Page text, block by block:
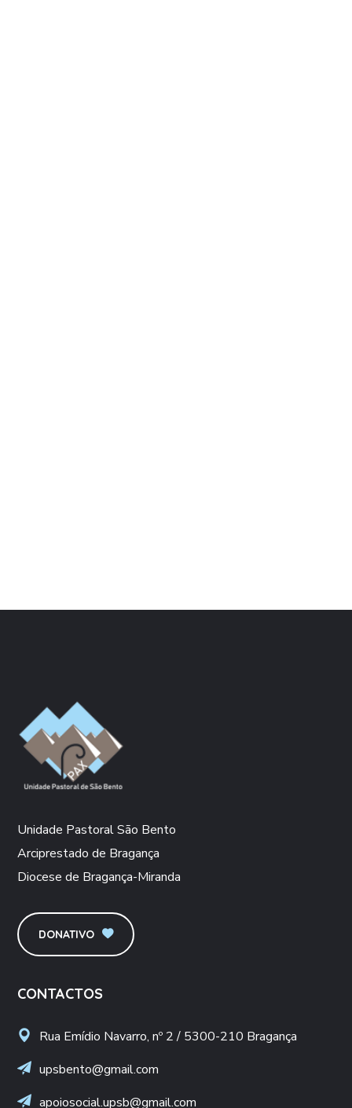
Unidade Pastoral São Bento
Arciprestado de Bragança
Diocese de Bragança-Miranda
DONATIVO
CONTACTOS
Rua Emídio Navarro, nº 2 / 5300-210 Bragança
upsbento@gmail.com
apoiosocial.upsb@gmail.com